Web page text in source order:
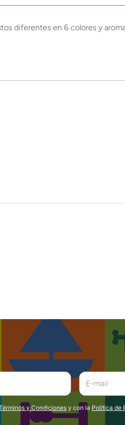
diferentes en 6 colores y
y Condiciones y con la Política de